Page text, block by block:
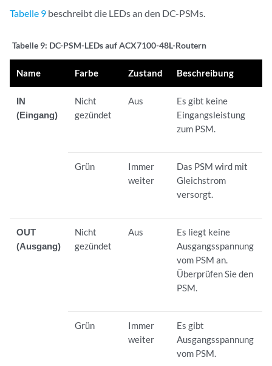
Tabelle 9 beschreibt die LEDs an den DC-PSMs.
Tabelle 9: DC-PSM-LEDs auf ACX7100-48L-Routern
Name Farbe Zustand Beschreibung
IN
(Eingang)
Nicht
gezündet
Aus
Es gibt keine
Eingangsleistung
zum PSM.
Grün
Immer
weiter
Das PSM wird mit
Gleichstrom
versorgt.
OUT
(Ausgang)
Nicht
gezündet
Aus
Es liegt keine
Ausgangsspannung
vom PSM an.
Überprüfen Sie den
PSM.
Grün
Immer
weiter
Es gibt
Ausgangsspannung
vom PSM.